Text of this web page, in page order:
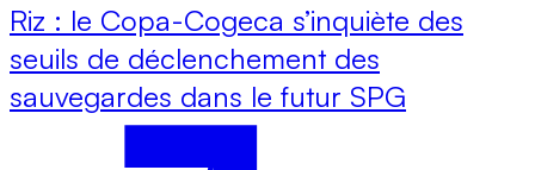
Riz : le Copa-Cogeca s’inquiète des
seuils de déclenchement des
sauvegardes dans le futur SPG